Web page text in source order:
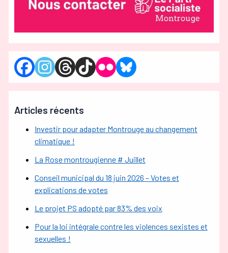
Articles récents
Investir pour adapter Montrouge au changement
climatique !
La Rose montrougienne # Juillet
Conseil municipal du 18 juin 2026 – Votes et
explications de votes
Le projet PS adopté par 83% des voix
Pour la loi intégrale contre les violences sexistes et
sexuelles !